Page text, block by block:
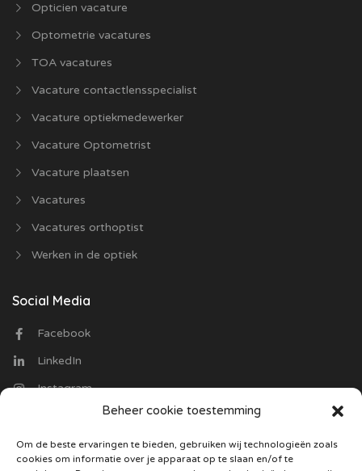
Beheer cookie toestemming
Om de beste ervaringen te bieden, gebruiken wij technologieën zoals
cookies om informatie over je apparaat op te slaan en/of te
Opticien vacature
Optometrie vacatures
TOA vacatures
Vacature contactlensspecialist
Vacature optiekmedewerker
Vacature Optometrist
Vacature plaatsen
Vacatures
Vacatures orthoptist
Werken in de optiek
Social Media
Facebook
LinkedIn
Instagram
Optiekvacatures.nl